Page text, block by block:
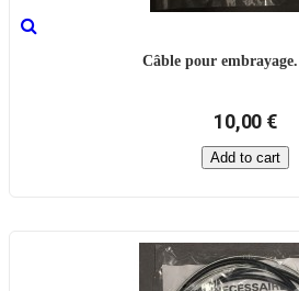
Câble pour
10,00 €
Add to cart